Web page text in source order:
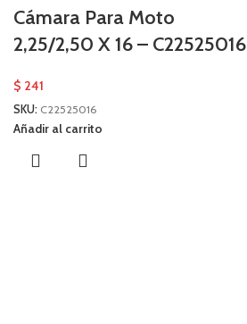
Cámara Para Moto
2,25/2,50 X 16 – C22525016
$ 241
SKU: C22525016
Añadir al carrito